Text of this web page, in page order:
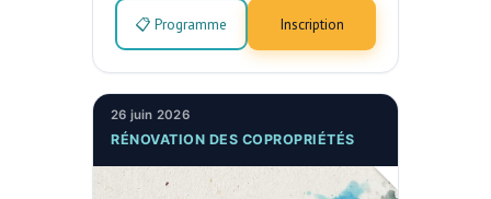
📋 Programme Inscription
26 juin 2026
RÉNOVATION DES COPROPRIÉTÉS